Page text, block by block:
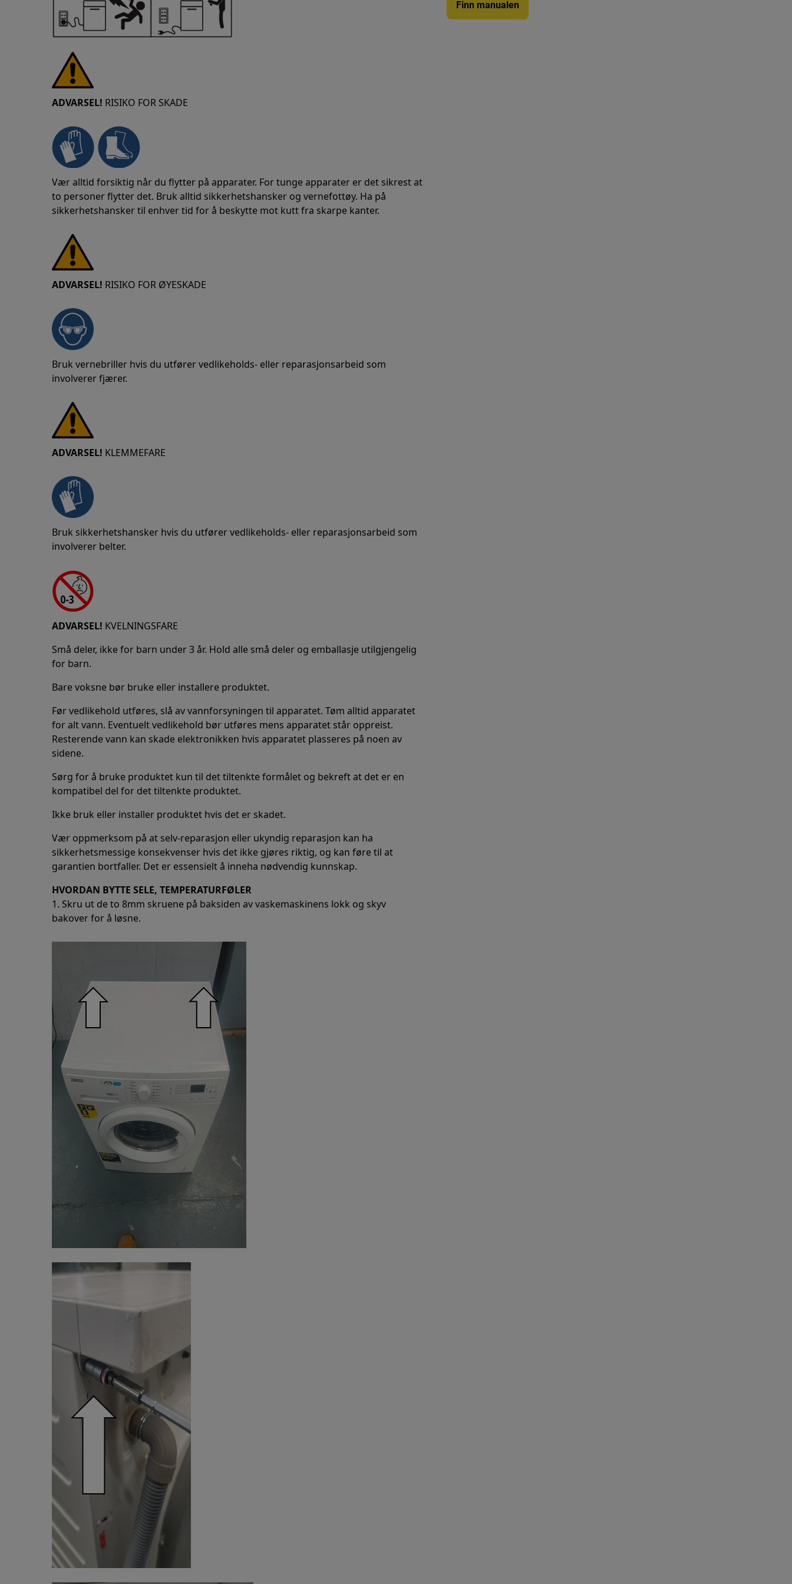
ADVARSEL! RISIKO FOR SKADE
Vær alltid forsiktig når du flytter på apparater. For tunge apparater er det sikrest at
to personer flytter det. Bruk alltid sikkerhetshansker og vernefottøy. Ha på
sikkerhetshansker til enhver tid for å beskytte mot kutt fra skarpe kanter.
ADVARSEL! RISIKO FOR ØYESKADE
Bruk vernebriller hvis du utfører vedlikeholds- eller reparasjonsarbeid som
involverer fjærer.
ADVARSEL! KLEMMEFARE
Bruk sikkerhetshansker hvis du utfører vedlikeholds- eller reparasjonsarbeid som
involverer belter.
ADVARSEL! KVELNINGSFARE
Små deler, ikke for barn under 3 år. Hold alle små deler og emballasje utilgjengelig
for barn.
Bare voksne bør bruke eller installere produktet.
Før vedlikehold utføres, slå av vannforsyningen til apparatet. Tøm alltid apparatet
for alt vann. Eventuelt vedlikehold bør utføres mens apparatet står oppreist.
Resterende vann kan skade elektronikken hvis apparatet plasseres på noen av
sidene.
Sørg for å bruke produktet kun til det tiltenkte formålet og bekreft at det er en
kompatibel del for det tiltenkte produktet.
Ikke bruk eller installer produktet hvis det er skadet.
Vær oppmerksom på at selv-reparasjon eller ukyndig reparasjon kan ha
sikkerhetsmessige konsekvenser hvis det ikke gjøres riktig, og kan føre til at
garantien bortfaller. Det er essensielt å inneha nødvendig kunnskap.
HVORDAN BYTTE SELE, TEMPERATURFØLER
1. Skru ut de to 8mm skruene på baksiden av vaskemaskinens lokk og skyv
bakover for å løsne.
Finn manualen